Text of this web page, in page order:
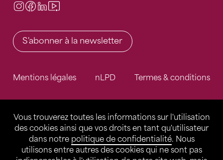
Vous trouverez toutes les informations sur l'utilisation
des cookies ainsi que vos droits en tant qu'utilisateur
dans notre politique de confidentialité. Nous
utilisons entre autres des cookies qui ne sont pas
Instagram
Facebook
LinkedIn
S'abonner à la newsletter
Mentions légales nLPD Termes & conditions